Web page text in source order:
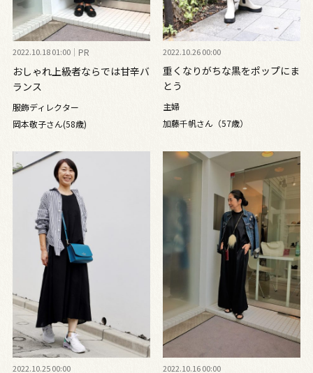
2022.10.18 01:00 PR
おしゃれ上級者ならでは甘辛バ
ランス
服飾ディレクター
岡本敬子さん(58歳)
2022.10.26 00:00
重くなりがちな黒をポップにま
とう
主婦
加藤千帆さん（57歳）
2022.10.25 00:00 2022.10.16 00:00